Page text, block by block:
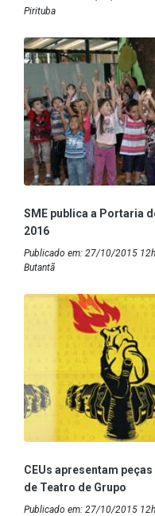
Pirituba
SME publica a Portaria
2016
Publicado em: 27/10/2015
Butantã
CEUs apresentam
de Teatro de Grupo
Publicado em: 27/10/2015